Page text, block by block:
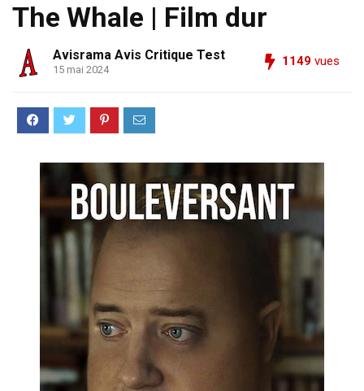
The Whale | Film dur
Avisrama Avis Critique Test
15 mai 2024
1149 vues